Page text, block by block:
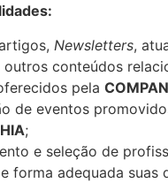
Newsletters,
outros conteúdos
pela
de eventos
;
e seleção de
forma adequada suas